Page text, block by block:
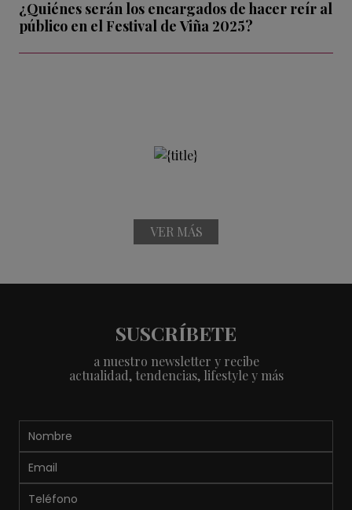
¿Quiénes serán los encargados de hacer reír al
público en el Festival de Viña 2025?
VER MÁS
SUSCRÍBETE
a nuestro newsletter y recibe
actualidad, tendencias, lifestyle y más